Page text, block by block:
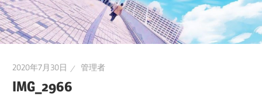
ど
き
お
～
2020年7月30日 管理者
IMG_2966